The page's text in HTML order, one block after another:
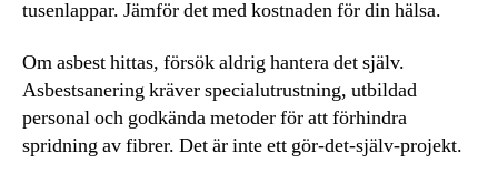
tusenlappar. Jämför det med kostnaden för din hälsa.
Om asbest hittas, försök aldrig hantera det själv.
Asbestsanering kräver specialutrustning, utbildad
personal och godkända metoder för att förhindra
spridning av fibrer. Det är inte ett gör-det-själv-projekt.